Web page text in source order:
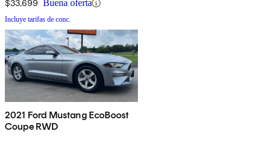
$33,699 Buena oferta
Incluye tarifas de conc.
2021 Ford Mustang EcoBoost
Coupe RWD